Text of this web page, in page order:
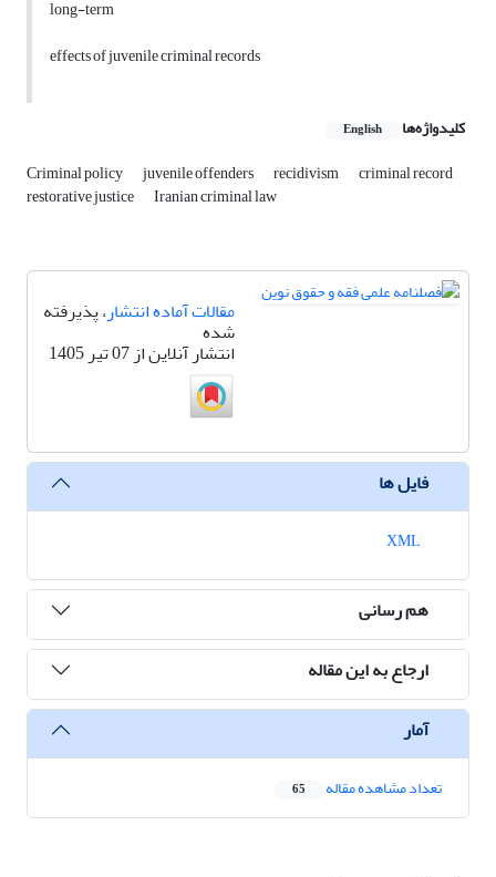
long-term
effects of juvenile criminal records
کلیدواژه‌ها English
Criminal policy juvenile offenders recidivism criminal record
restorative justice Iranian criminal law
مقالات آماده انتشار، پذیرفته
شده
انتشار آنلاین از 07 تیر 1405
فایل ها
هم رسانی
ارجاع به این مقاله
آمار
تعداد مشاهده مقاله 65